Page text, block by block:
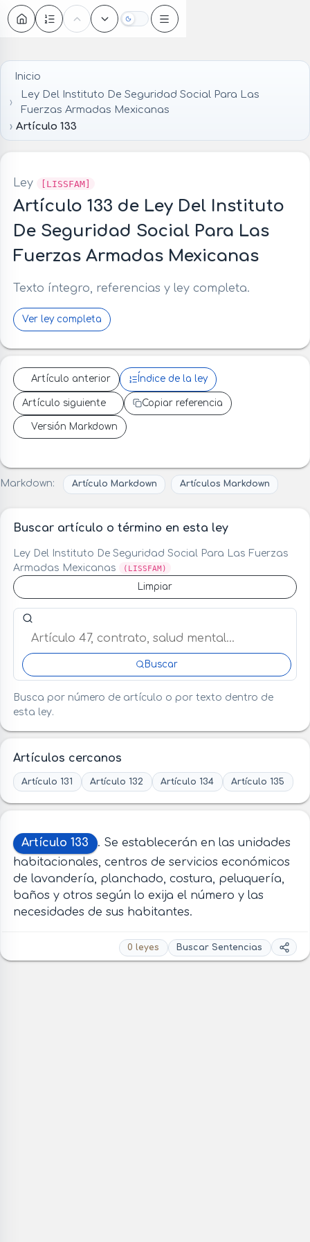
Oscuro
Inicio
Ley Del Instituto De Seguridad Social Para Las
Fuerzas Armadas Mexicanas
Artículo 133
Ley [LISSFAM]
Artículo 133 de Ley Del Instituto
De Seguridad Social Para Las
Fuerzas Armadas Mexicanas
Texto íntegro, referencias y ley completa.
Ver ley completa
Artículo anterior Índice de la ley
Artículo siguiente Copiar referencia
Versión Markdown
Markdown: Artículo Markdown Artículos Markdown
Buscar artículo o término en esta ley
Ley Del Instituto De Seguridad Social Para Las Fuerzas
Armadas Mexicanas
(LISSFAM)
Limpiar
Buscar artículo o término en esta ley
Buscar
Busca por número de artículo o por texto dentro de
esta ley.
Artículos cercanos
Artículo 131 Artículo 132 Artículo 134 Artículo 135
Artículo 133
. Se establecerán en las unidades
habitacionales, centros de servicios económicos
de lavandería, planchado, costura, peluquería,
baños y otros según lo exija el número y las
necesidades de sus habitantes.
0 leyes Buscar Sentencias